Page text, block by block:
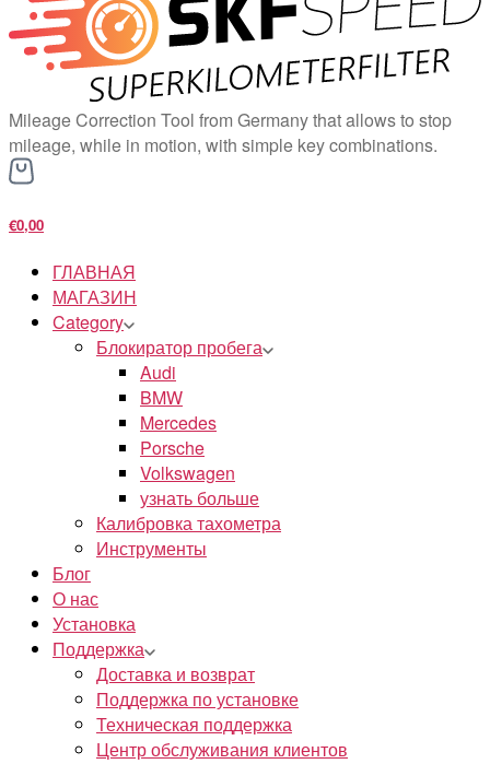
Mileage Correction Tool from Germany that allows to stop
mileage, while in motion, with simple key combinations.
€0,00
ГЛАВНАЯ
МАГАЗИН
Category
Блокиратор пробега
Audi
BMW
Mercedes
Porsche
Volkswagen
узнать больше
Калибровка тахометра
Инструменты
Блог
О нас
Установка
Поддержка
Доставка и возврат
Поддержка по установке
Техническая поддержка
Центр обслуживания клиентов